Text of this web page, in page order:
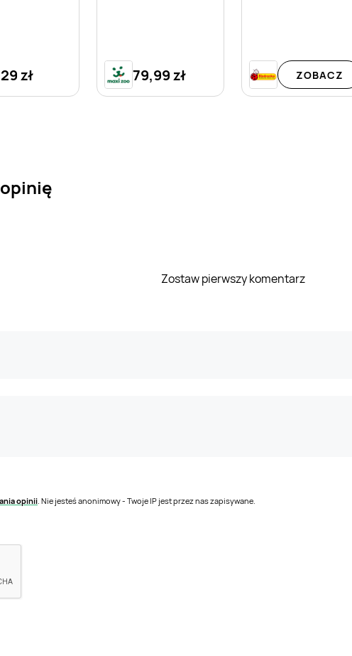
zł 79,99 zł ZOBACZ
Zostaw pierwszy komentarz
opinii . Nie jesteś anonimowy - Twoje IP jest przez nas zapisywane.